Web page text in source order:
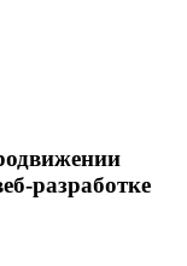
разработке